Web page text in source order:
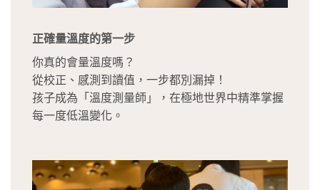
正確量溫度的第一步
你真的會量溫度嗎？
從校正、感測到讀值，一步都別漏掉！
孩子成為「溫度測量師」，在極地世界中精準掌握
每一度低溫變化。